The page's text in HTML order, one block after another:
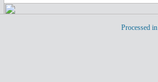
Processed